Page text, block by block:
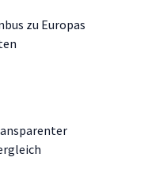
zu Europas